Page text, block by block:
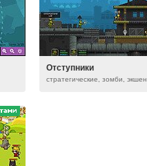
Отступники